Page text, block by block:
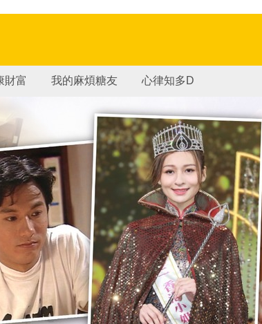
財富 我的麻煩糖友 心律知多D